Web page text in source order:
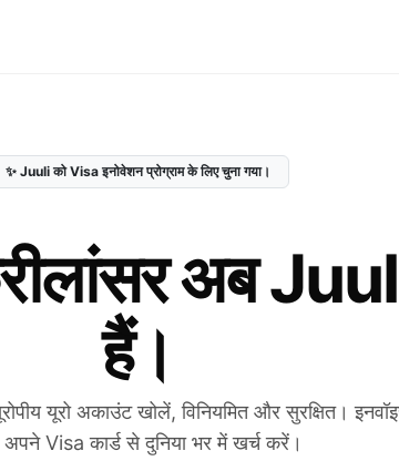
✨ Juuli को Visa इनोवेशन प्रोग्राम के लिए चुना गया।
अब
हैं।
यूरो अकाउंट खोलें, विनियमित और सुरक्षित।
Visa कार्ड से दुनिया भर में खर्च करें।